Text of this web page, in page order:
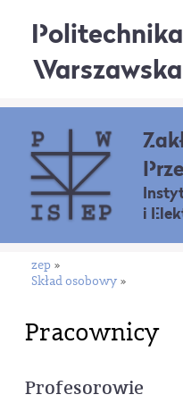
Politechnika
Warszawska
i
zep »
Skład osobowy »
Pracownicy
Profesorowie